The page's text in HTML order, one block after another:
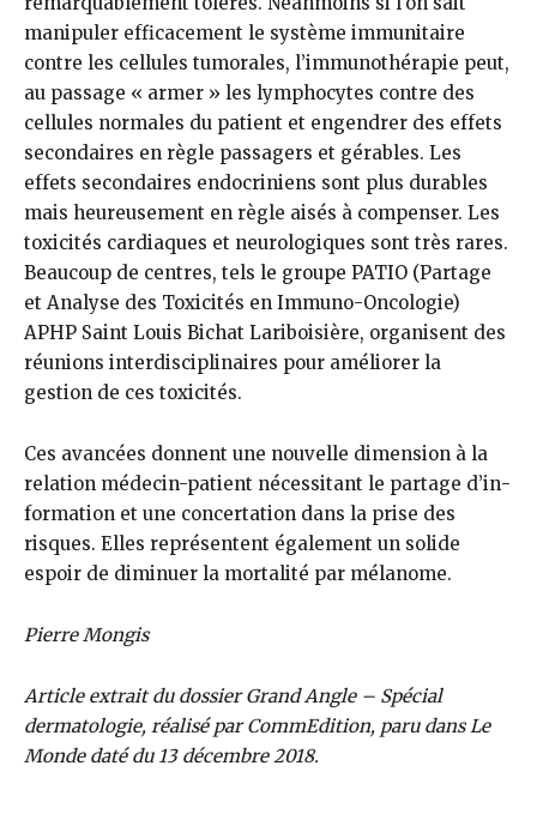
manipuler efficacement le système immuni­taire
contre les cellules tumorales, l’immunothérapie peut,
au passage « armer » les lymphocytes contre des
cellules normales du patient et engendrer des effets
secondaires en règle passagers et gérables. Les
effets secondaires endocriniens sont plus durables
mais heureusement en règle aisés à compenser. Les
toxi­cités cardiaques et neurologiques sont très rares.
Beaucoup de centres, tels le groupe PATIO (Partage
et Analyse des Toxicités en Immuno-Oncologie)
APHP Saint Louis Bichat Lariboisière, organisent des
réu­nions interdisciplinaires pour amé­liorer la
gestion de ces toxicités.
Ces avancées donnent une nouvelle dimension à la
relation médecin-patient nécessitant le partage d’in­
formation et une concertation dans la prise des
risques. Elles représen­tent également un solide
espoir de diminuer la mortalité par mélanome.
Pierre Mongis
Article extrait du dossier Grand Angle – Spécial
dermatologie, réalisé par CommEdition, paru dans Le
Monde daté du 13 décembre 2018.